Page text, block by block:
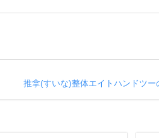
推拿(すいな)整体エイトハンドツー